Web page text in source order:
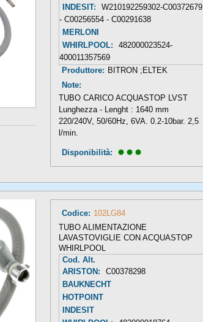
INDESIT:
W210192259302-C00372679
- C00256554 - C00291638
MERLONI
WHIRLPOOL:
482000023524-
400011357569
Produttore: BITRON ;ELTEK
Note:
TUBO CARICO ACQUASTOP LVST
Lunghezza - Lenght : 1640 mm
220/240V, 50/60Hz, 6VA. 0.2-10bar. 2,5
l/min.
Disponibilità:
Codice: 102LG84
TUBO ALIMENTAZIONE
LAVASTOVIGLIE CON ACQUASTOP
WHIRLPOOL
Cod. Alt.
ARISTON:
C00378298
BAUKNECHT
HOTPOINT
INDESIT